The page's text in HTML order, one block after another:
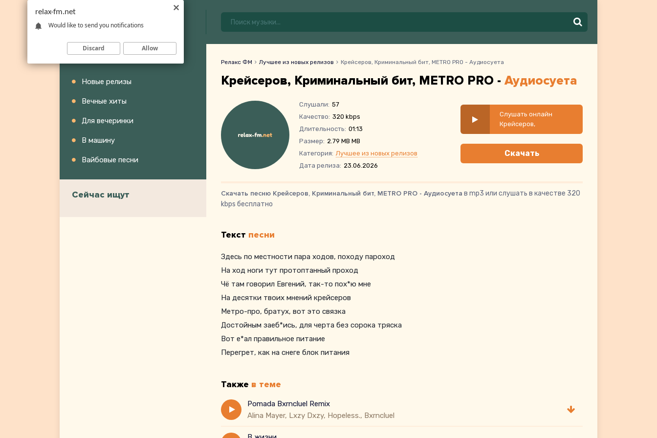
Новые релизы
Вечные хиты
Для вечеринки
В машину
Вайбовые песни
Сейчас ищут
Релакс ФМ Лучшее из новых релизов Крейсеров, Криминальный бит, METRO PRO - Аудиосуета
Крейсеров, Криминальный бит, METRO PRO - Аудиосуета
Слушали: 57
Качество: 320 kbps
Длительность: 01:13
Размер: 2.79 MB MB
Категория: Лучшее из новых релизов
Дата релиза: 23.06.2026
Слушать онлайн
Крейсеров,
Криминальный бит,
METRO PRO -
Аудиосуета
Скачать
Скачать песню Крейсеров, Криминальный бит, METRO PRO - Аудиосуета в mp3 или слушать в качестве 320
kbps бесплатно
Текст песни
Здесь по местности пара ходов, походу пароход
На ход ноги тут протоптанный проход
Чё там говорил Евгений, так-то пох*ю мне
На десятки твоих мнений крейсеров
Метро-про, братух, вот это связка
Достойным заеб*ись, для черта без сорока тряска
Вот е*ал правильное питание
Перегрет, как на снеге блок питания
Также в теме
Pomada Bxrncluel Remix
Alina Mayer, Lxzy Dxzy, Hopeless., Bxrncluel
relax-fm.net
Would like to send you notifications
Discard Allow